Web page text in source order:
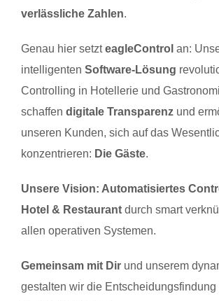
verlässliche Zahlen.
Genau hier setzteagleControl an:
intelligenten Software-Lösung
Controlling in Hotellerie und
schaffen digitale Transparenzund
unseren Kunden, sich auf das
konzentrieren: Die Gäste.
Unsere Vision: Automatisiertes
Hotel & Restaurantdurch smart
allen operativen Systemen.
Gemeinsam mit Dirund unserem
gestalten wir die Entscheidungsfindung